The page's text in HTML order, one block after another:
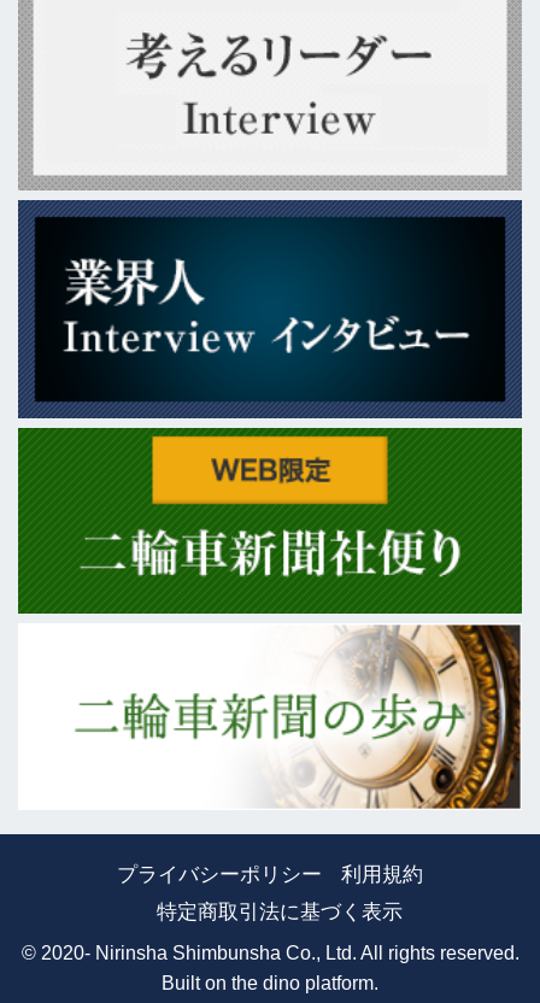
プライバシーポリシー
利用規約
特定商取引法に基づく表示
© 2020- Nirinsha Shimbunsha Co., Ltd. All rights reserved.
Built on the dino platform.